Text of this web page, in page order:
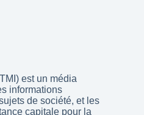
est un média
informations
de société, et les
capitale pour la